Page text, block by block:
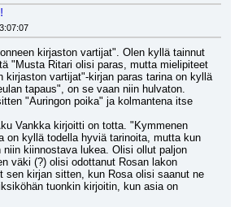
kirjaston vartijat". Olen kyllä tainnut
"Musta Ritari olisi paras, mutta mielipiteet
kirjaston vartijat"-kirjan paras tarina on kyllä
tapaus", on se vaan niin hulvaton.
"Auringon poika" ja kolmantena itse
Vankka kirjoitti on totta. "Kymmenen
on kyllä todella hyviä tarinoita, mutta kun
niin kiinnostava lukea. Olisi ollut paljon
väki (?) olisi odottanut Rosan lakon
sen kirjan sitten, kun Rosa olisi saanut ne
tuonkin kirjoitin, kun asia on